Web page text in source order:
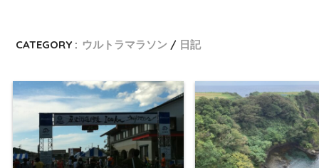
CATEGORY : ウルトラマラソン 日記